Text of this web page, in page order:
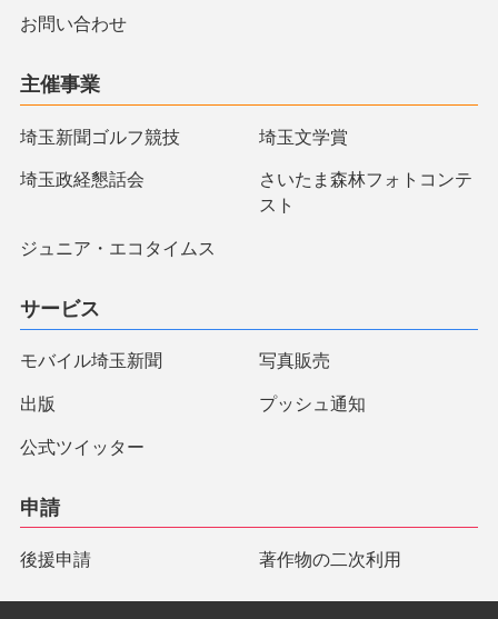
お問い合わせ
主催事業
埼玉新聞ゴルフ競技 埼玉文学賞
埼玉政経懇話会
さいたま森林フォトコンテ
スト
ジュニア・エコタイムス
サービス
モバイル埼玉新聞 写真販売
出版 プッシュ通知
公式ツイッター
申請
後援申請 著作物の二次利用